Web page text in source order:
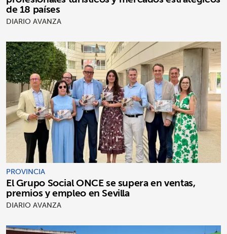
de 18 países
DIARIO AVANZA
PROVINCIA
El Grupo Social ONCE se supera en ventas,
premios y empleo en Sevilla
DIARIO AVANZA